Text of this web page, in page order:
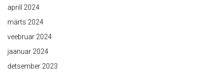
aprill 2024
märts 2024
veebruar 2024
jaanuar 2024
detsember 2023